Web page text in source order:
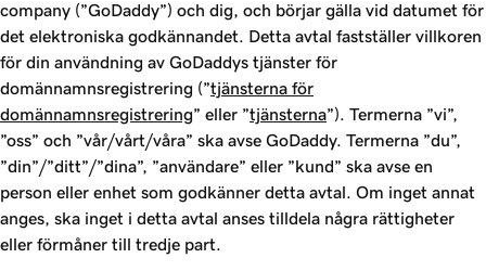
company (”GoDaddy”) och dig, och börjar gälla vid datumet för
det elektroniska godkännandet. Detta avtal fastställer villkoren
för din användning av GoDaddys tjänster för
domännamnsregistrering (”tjänsterna för
domännamnsregistrering” eller ”tjänsterna”). Termerna ”vi”,
”oss” och ”vår/vårt/våra” ska avse GoDaddy. Termerna ”du”,
”din”/”ditt”/”dina”, ”användare” eller ”kund” ska avse en
person eller enhet som godkänner detta avtal. Om inget annat
anges, ska inget i detta avtal anses tilldela några rättigheter
eller förmåner till tredje part.